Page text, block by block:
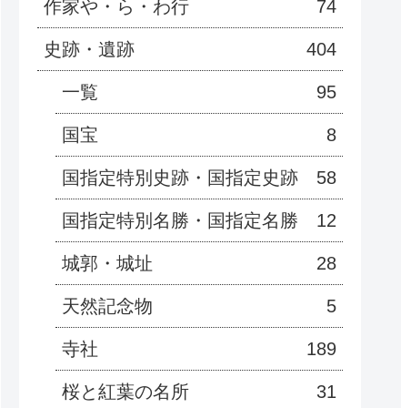
作家や・ら・わ行 74
史跡・遺跡 404
一覧 95
国宝 8
国指定特別史跡・国指定史跡 58
国指定特別名勝・国指定名勝 12
城郭・城址 28
天然記念物 5
寺社 189
桜と紅葉の名所 31